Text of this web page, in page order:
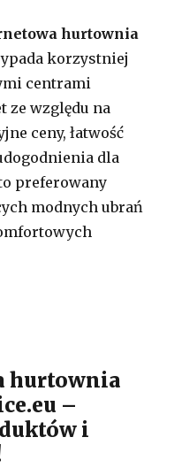
hurtownia
korzystniej
centrami
ze względu na
ceny, łatwość
dla
preferowany
modnych ubrań
hurtownia
–
i